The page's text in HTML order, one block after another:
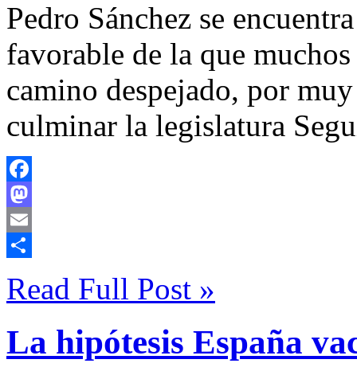
Pedro Sánchez se
favorable de la que
camino despejado, por
culminar la legislatura
Facebook
Mastodon
Email
Read Full Post »
La hipótesis España